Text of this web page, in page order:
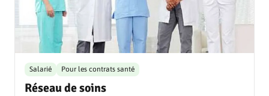
Réseau de soins
Salarié Pour les contrats santé